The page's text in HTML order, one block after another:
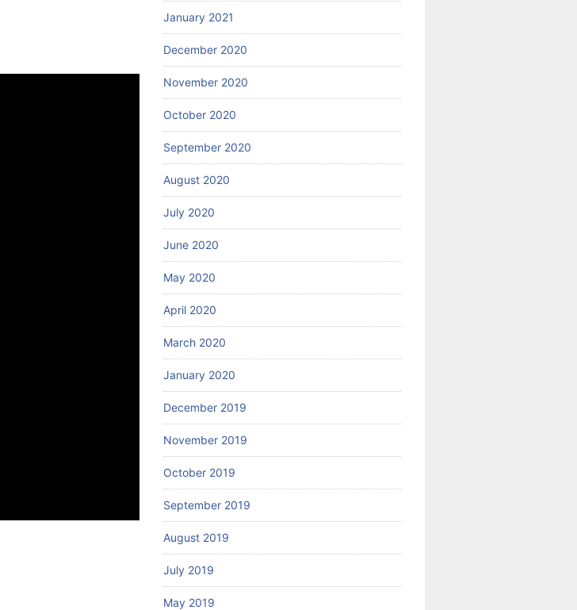
January 2021
December 2020
November 2020
October 2020
September 2020
August 2020
July 2020
June 2020
May 2020
April 2020
March 2020
January 2020
December 2019
November 2019
October 2019
September 2019
August 2019
July 2019
May 2019